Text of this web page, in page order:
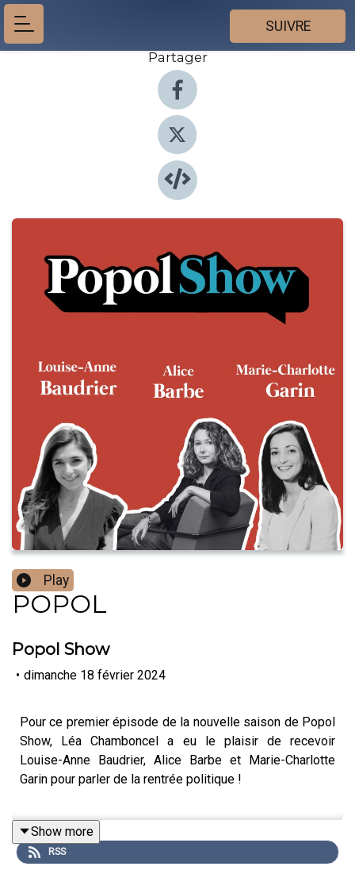
SUIVRE
Partager
Play
POPOL
Popol Show
• dimanche 18 février 2024
Pour ce premier épisode de la nouvelle saison de Popol
Show, Léa Chamboncel a eu le plaisir de recevoir
Louise-Anne Baudrier, Alice Barbe et Marie-Charlotte
Garin pour parler de la rentrée politique !
Vous aimez cet épisode ? N'hésitez pas à le partager et
à laisser un commentaire !
Show more
RSS